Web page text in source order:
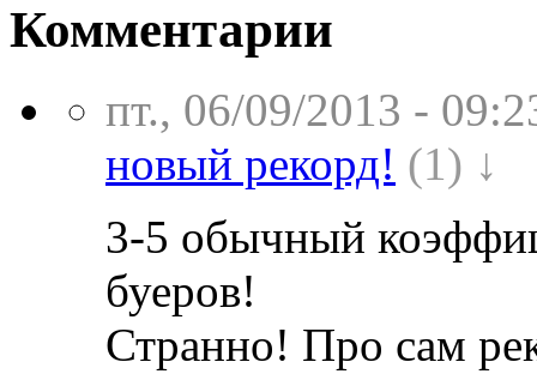
Комментарии
пт., 06/09/2013 -
новый рекорд! (1) ↓
3-5 обычный
буеров!
Странно! Про сам